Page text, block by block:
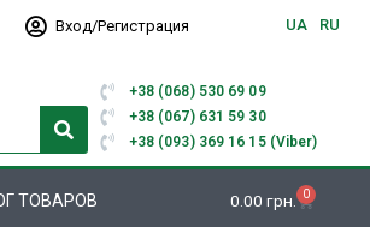
Вход/Регистрация UA RU
+38 (068) 530 69 09
+38 (067) 631 59 30
+38 (093) 369 16 15 (Viber)
ТОВАРОВ 0.00 грн. 0
Корзина